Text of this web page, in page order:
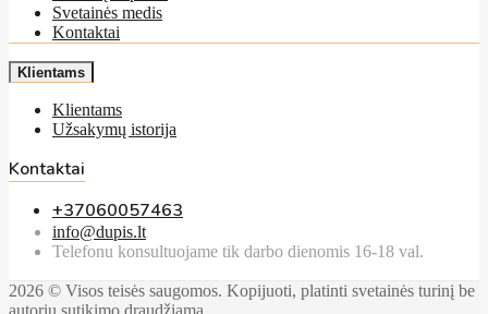
Svetainės medis
Kontaktai
Klientams
Klientams
Užsakymų istorija
Kontaktai
+37060057463
info@dupis.lt
Telefonu konsultuojame tik darbo dienomis 16-18 val.
2026 © Visos teisės saugomos. Kopijuoti, platinti svetainės turinį be
autorių sutikimo draudžiama.